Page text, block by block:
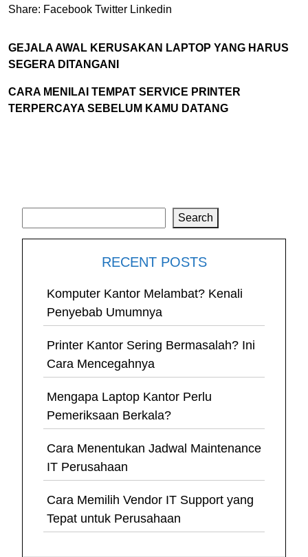
Share: Facebook Twitter Linkedin
GEJALA AWAL KERUSAKAN LAPTOP YANG HARUS
SEGERA DITANGANI
CARA MENILAI TEMPAT SERVICE PRINTER
TERPERCAYA SEBELUM KAMU DATANG
Search
RECENT POSTS
Komputer Kantor Melambat? Kenali
Penyebab Umumnya
Printer Kantor Sering Bermasalah? Ini
Cara Mencegahnya
Mengapa Laptop Kantor Perlu
Pemeriksaan Berkala?
Cara Menentukan Jadwal Maintenance
IT Perusahaan
Cara Memilih Vendor IT Support yang
Tepat untuk Perusahaan